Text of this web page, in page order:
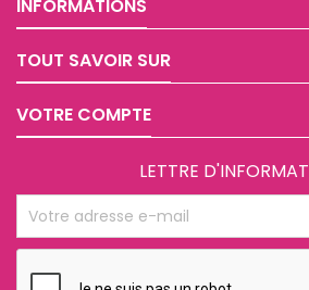
INFORMATIONS
TOUT SAVOIR SUR
VOTRE COMPTE
LETTRE